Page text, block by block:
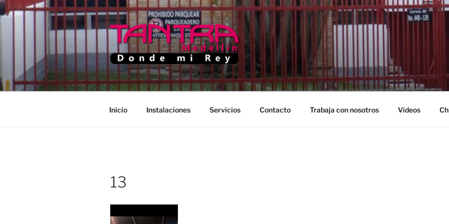
Saltar
al
TANTRA MEDELLIN
Donde Mi Rey
Inicio Instalaciones Servicios Contacto Trabaja con nosotros Videos
13